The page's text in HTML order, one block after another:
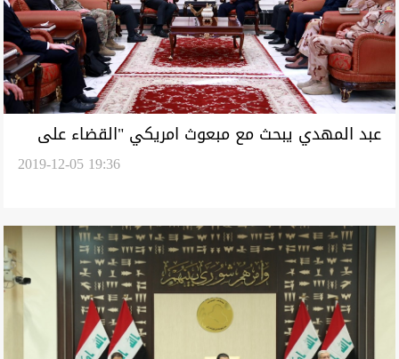
عبد المهدي يبحث مع مبعوث امريكي "القضاء على
2019-12-05 19:36